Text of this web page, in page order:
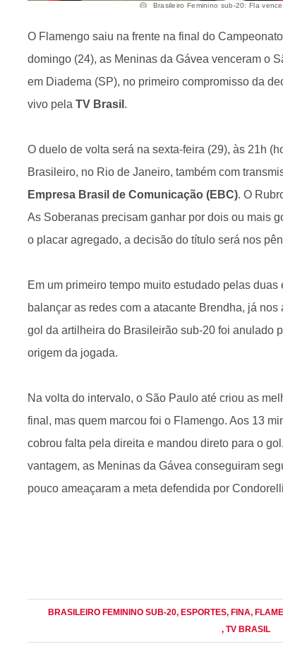
Brasileiro Feminino sub-20: Fla
O Flamengo saiu na frente na final do
domingo (24), as Meninas da Gávea venceram o
em Diadema (SP), no primeiro compromisso da
vivo pela TV Brasil .
O duelo de volta será na sexta-feira (29), às 21h
Brasileiro, no Rio de Janeiro, também com
Empresa Brasil de Comunicação (EBC). O
As Soberanas precisam ganhar por dois ou mais
o placar agregado, a decisão do título será nos
Em um primeiro tempo muito estudado pelas
balançar as redes com a atacante Brendha, já
gol da artilheira do Brasileirão sub-20 foi anulado
origem da jogada.
Na volta do intervalo, o São Paulo até criou as
final, mas quem marcou foi o Flamengo. Aos 13
cobrou falta pela direita e mandou direto para o
vantagem, as Meninas da Gávea conseguiram
pouco ameaçaram a meta defendida por
BRASILEIRO FEMININO SUB-20, ESPORTES, FINA,
, TV BRASIL